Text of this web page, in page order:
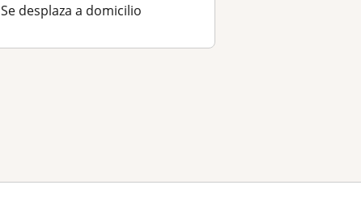
Se desplaza a domicilio